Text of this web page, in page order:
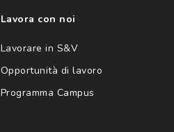
Lavora con noi
Lavorare in S&V
Opportunità di lavoro
Programma Campus